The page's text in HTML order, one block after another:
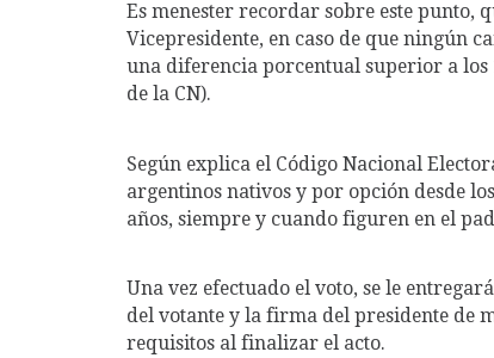
Es menester recordar sobre este punto,
Vicepresidente, en caso de que ningún
una diferencia porcentual superior a los
de la CN).
Según explica el Código Nacional
argentinos nativos y por opción desde
años, siempre y cuando figuren en el
Una vez efectuado el voto, se le
del votante y la firma del presidente de
requisitos al finalizar el acto.